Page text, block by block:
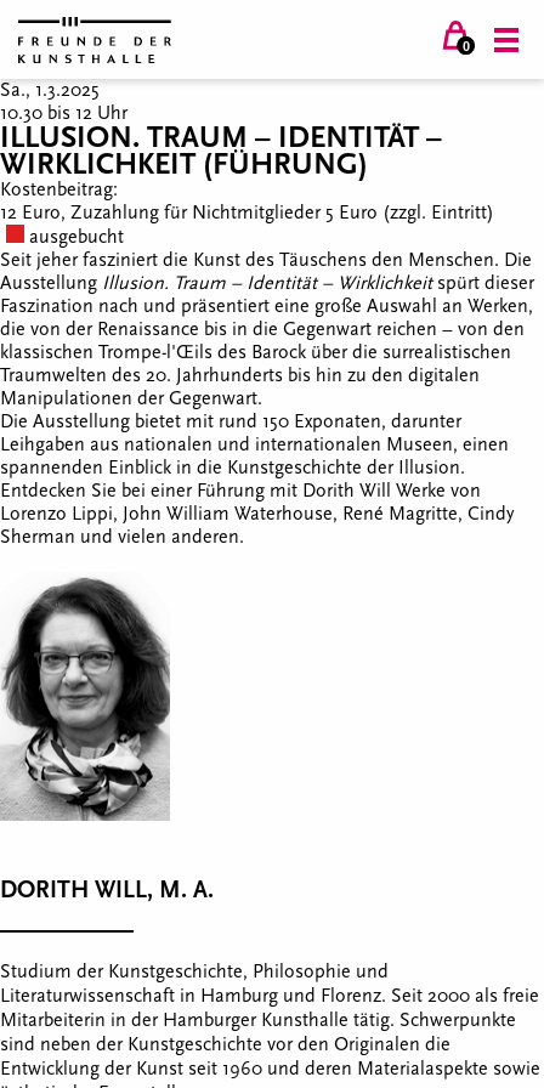
0
Sa., 1.3.2025
10.30 bis 12 Uhr
ILLUSION. TRAUM – IDENTITÄT –
WIRKLICHKEIT (FÜHRUNG)
Kostenbeitrag:
12 Euro, Zuzahlung für Nichtmitglieder 5 Euro (zzgl. Eintritt)
ausgebucht
Seit jeher fasziniert die Kunst des Täuschens den Menschen. Die
Ausstellung Illusion. Traum – Identität – Wirklichkeitspürt dieser
Faszination nach und präsentiert eine große Auswahl an Werken,
die von der Renaissance bis in die Gegenwart reichen – von den
klassischen Trompe-l'Œils des Barock über die surrealistischen
Traumwelten des 20. Jahrhunderts bis hin zu den digitalen
Manipulationen der Gegenwart.
Die Ausstellung bietet mit rund 150 Exponaten, darunter
Leihgaben aus nationalen und internationalen Museen, einen
spannenden Einblick in die Kunstgeschichte der Illusion.
Entdecken Sie bei einer Führung mit Dorith Will Werke von
Lorenzo Lippi, John William Waterhouse, René Magritte, Cindy
Sherman und vielen anderen.
DORITH WILL, M. A.
Studium der Kunstgeschichte, Philosophie und
Literaturwissenschaft in Hamburg und Florenz. Seit 2000 als freie
Mitarbeiterin in der Hamburger Kunsthalle tätig. Schwerpunkte
sind neben der Kunstgeschichte vor den Originalen die
Entwicklung der Kunst seit 1960 und deren Materialaspekte sowie